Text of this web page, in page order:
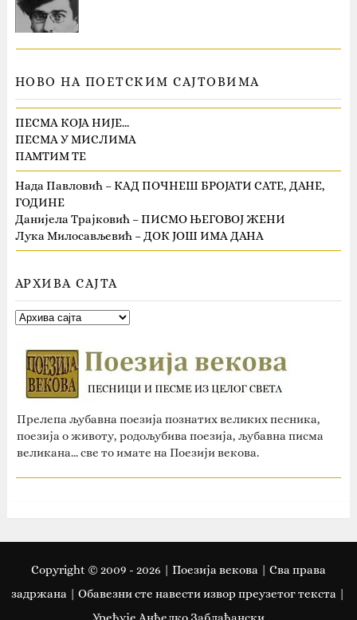
НОВО НА ПОЕТСКИМ САЈТОВИМА
ПЕСМА КОЈА НИЈЕ…
ПЕСМА У МИСЛИМА
ПАМТИМ ТЕ
Нада Павловић – КАД ПОЧНЕШ БРОЈАТИ САТЕ, ДАНЕ,
ГОДИНЕ
Данијела Трајковић – ПИСМО ЊЕГОВОЈ ЖЕНИ
Лука Милосављевић – ДОК ЈОШ ИМА ДАНА
АРХИВА САЈТА
Прелепа љубавна поезија познатих великих песника,
поезија о животу, родољубива поезија, љубавна писма
великана... све то имате на Поезији векова.
Copyright © 2009 - 2026 | Поезија векова | Сва права
задржана | Oбавезни сте навести извор преузетог текста |